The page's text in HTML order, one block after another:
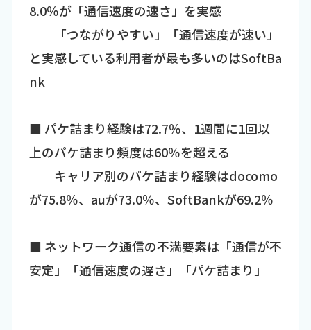
8.0％が「通信速度の速さ」を実感
「つながりやすい」「通信速度が速い」
と実感している利用者が最も多いのはSoftBa
nk
■ パケ詰まり経験は72.7％、1週間に1回以
上のパケ詰まり頻度は60％を超える
キャリア別のパケ詰まり経験はdocomo
が75.8％、auが73.0％、SoftBankが69.2％
■ ネットワーク通信の不満要素は「通信が不
安定」「通信速度の遅さ」「パケ詰まり」